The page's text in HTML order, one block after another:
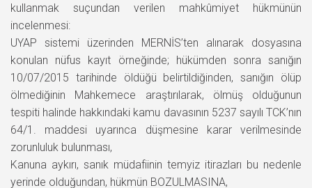
kullanmak suçundan verilen mahkûmiyet hükmünün
incelenmesi:
UYAP sistemi üzerinden MERNİS’ten alınarak dosyasına
konulan nüfus kayıt örneğinde; hükümden sonra sanığın
10/07/2015 tarihinde öldüğü belirtildiğinden, sanığın ölüp
ölmediğinin Mahkemece araştırılarak, ölmüş olduğunun
tespiti halinde hakkındaki kamu davasının 5237 sayılı TCK’nın
64/1. maddesi uyarınca düşmesine karar verilmesinde
zorunluluk bulunması,
Kanuna aykırı, sanık müdafiinin temyiz itirazları bu nedenle
yerinde olduğundan, hükmün BOZULMASINA,